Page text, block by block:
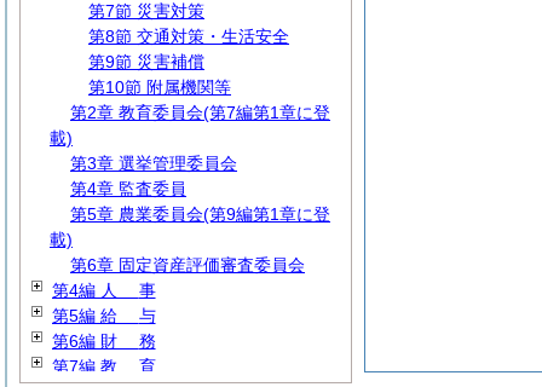
第7節 災害対策
第8節 交通対策・生活安全
第9節 災害補償
第10節 附属機関等
第2章 教育委員会(第7編第1章に登
載)
第3章 選挙管理委員会
第4章 監査委員
第5章 農業委員会(第9編第1章に登
載)
第6章 固定資産評価審査委員会
第4編 人 事
第5編 給 与
第6編 財 務
第7編 教 育